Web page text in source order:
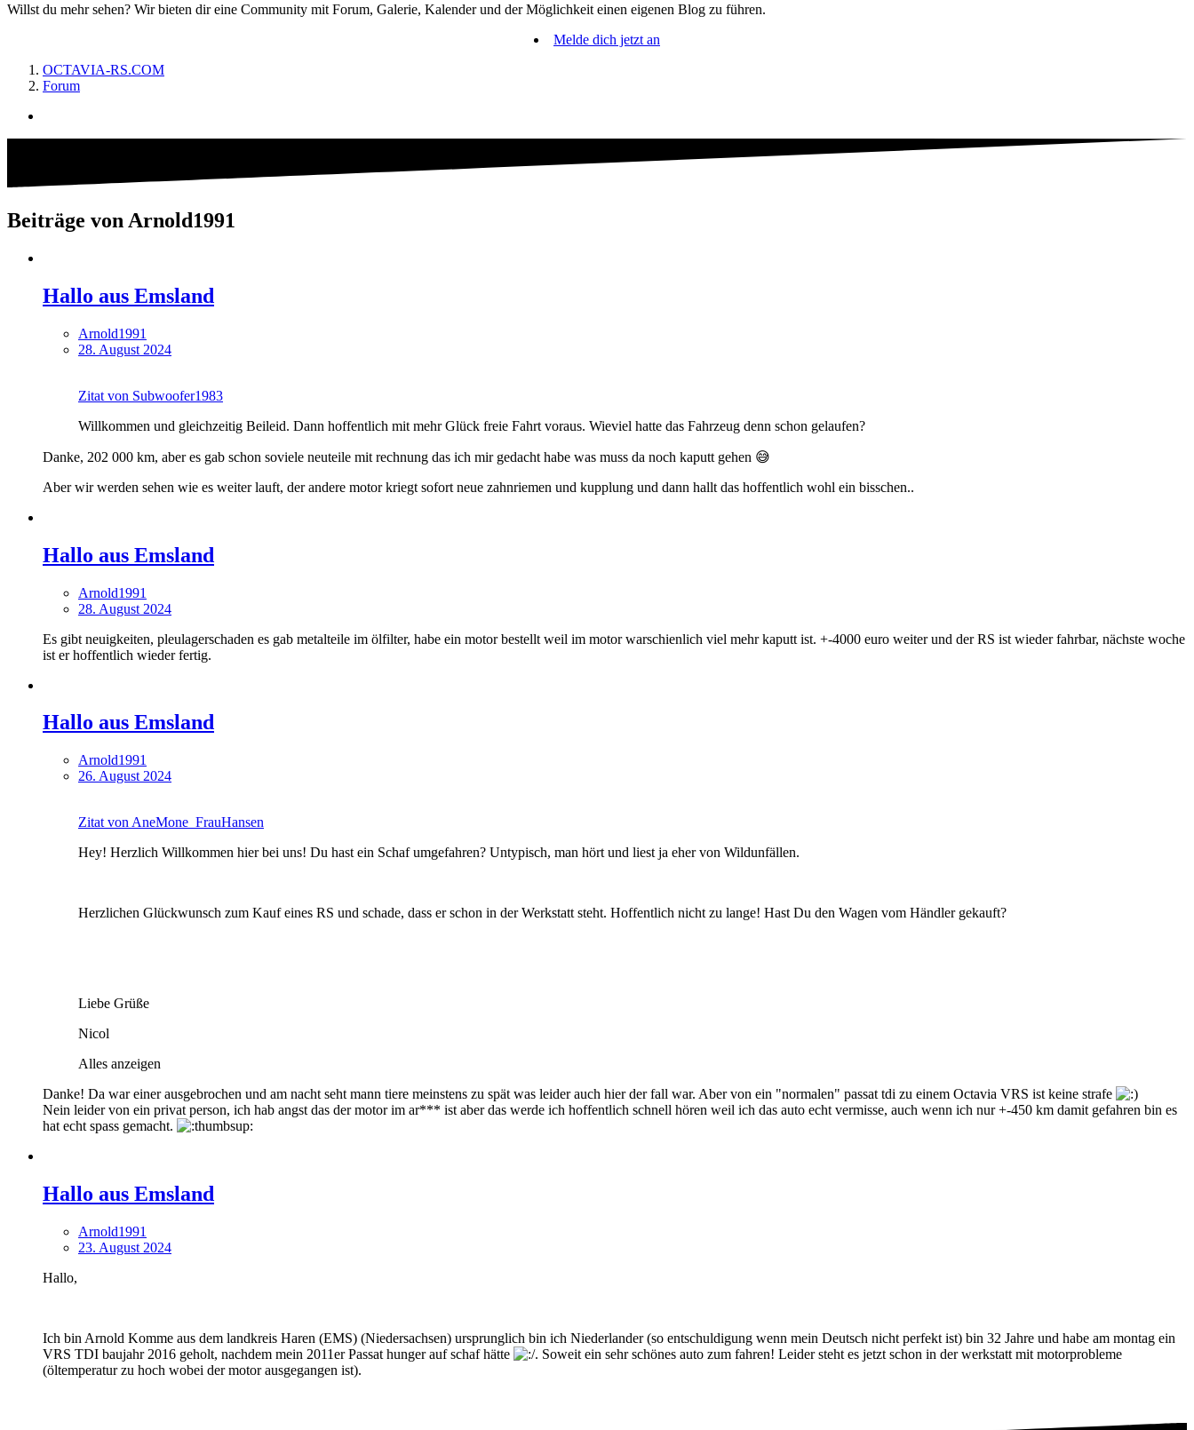
Willst du mehr sehen? Wir bieten dir eine Community mit Forum, Galerie, Kalender und der Möglichkeit einen eigenen Blog zu führen.
Melde dich jetzt an
OCTAVIA-RS.COM
Forum
Beiträge von Arnold1991
Hallo aus Emsland
Arnold1991
28. August 2024
Zitat von Subwoofer1983
Willkommen und gleichzeitig Beileid. Dann hoffentlich mit mehr Glück freie Fahrt voraus. Wieviel hatte das Fahrzeug denn schon gelaufen?
Danke, 202 000 km, aber es gab schon soviele neuteile mit rechnung das ich mir gedacht habe was muss da noch kaputt gehen 😅
Aber wir werden sehen wie es weiter lauft, der andere motor kriegt sofort neue zahnriemen und kupplung und dann hallt das hoffentlich wohl ein bisschen..
Hallo aus Emsland
Arnold1991
28. August 2024
Es gibt neuigkeiten, pleulagerschaden es gab metalteile im ölfilter, habe ein motor bestellt weil im motor warschienlich viel mehr kaputt ist. +-4000 euro weiter und der RS ist wieder fahrbar, nächste woche
ist er hoffentlich wieder fertig.
Hallo aus Emsland
Arnold1991
26. August 2024
Zitat von AneMone_FrauHansen
Hey! Herzlich Willkommen hier bei uns! Du hast ein Schaf umgefahren? Untypisch, man hört und liest ja eher von Wildunfällen.
Herzlichen Glückwunsch zum Kauf eines RS und schade, dass er schon in der Werkstatt steht. Hoffentlich nicht zu lange! Hast Du den Wagen vom Händler gekauft?
Liebe Grüße
Nicol
Alles anzeigen
Danke! Da war einer ausgebrochen und am nacht seht mann tiere meinstens zu spät was leider auch hier der fall war. Aber von ein "normalen" passat tdi zu einem Octavia VRS ist keine strafe
Nein leider von ein privat person, ich hab angst das der motor im ar*** ist aber das werde ich hoffentlich schnell hören weil ich das auto echt vermisse, auch wenn ich nur +-450 km damit gefahren bin es
hat echt spass gemacht.
Hallo aus Emsland
Arnold1991
23. August 2024
Hallo,
Ich bin Arnold Komme aus dem landkreis Haren (EMS) (Niedersachsen) ursprunglich bin ich Niederlander (so entschuldigung wenn mein Deutsch nicht perfekt ist) bin 32 Jahre und habe am montag ein
VRS TDI baujahr 2016 geholt, nachdem mein 2011er Passat hunger auf schaf hätte
. Soweit ein sehr schönes auto zum fahren! Leider steht es jetzt schon in der werkstatt mit motorprobleme
(öltemperatur zu hoch wobei der motor ausgegangen ist).